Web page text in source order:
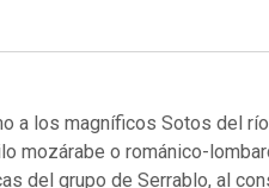
a los magníficos Sotos del
mozárabe o románico-
del grupo de Serrablo, al